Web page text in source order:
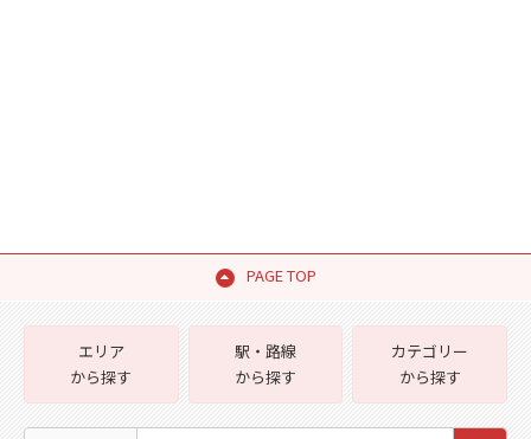
PAGE TOP
エリア
から探す
駅・路線
から探す
カテゴリー
から探す